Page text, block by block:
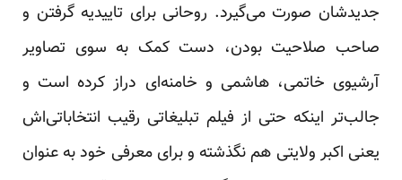
جدیدشان صورت می‌گیرد. روحانی برای تاییدیه گرفتن و
صاحب صلاحیت بودن، دست کمک به سوی تصاویر
آرشیوی خاتمی، هاشمی و خامنه‌ای دراز کرده است و
جالب‌تر اینکه حتی از فیلم تبلیغاتی رقیب انتخاباتی‌اش
یعنی اکبر ولایتی هم نگذشته و برای معرفی خود به عنوان